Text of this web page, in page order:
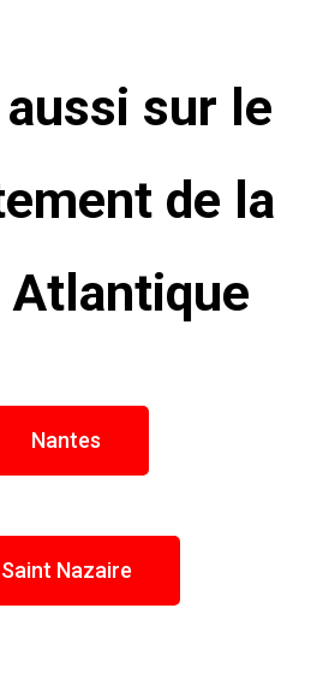
sur le
de la
Atlantique
Nantes
Saint Nazaire